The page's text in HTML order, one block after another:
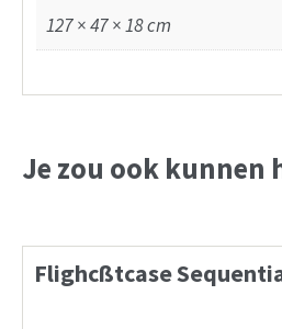
127 × 47 × 18 cm
Je zou ook kunnen
Flighcßtcase